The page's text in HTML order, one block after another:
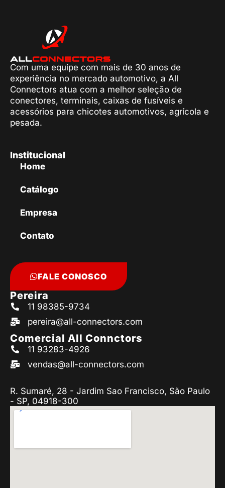
Com uma equipe com mais de 30 anos de
experiência no mercado automotivo, a All
Connectors atua com a melhor seleção de
conectores, terminais, caixas de fusíveis e
acessórios para chicotes automotivos, agrícola e
pesada.
Institucional
Home
Catálogo
Empresa
Contato
FALE CONOSCO
Pereira
11 98385-9734
pereira@all-connectors.com
Comercial All Connctors
11 93283-4926
vendas@all-connectors.com
R. Sumaré, 28 - Jardim Sao Francisco, São Paulo
- SP, 04918-300